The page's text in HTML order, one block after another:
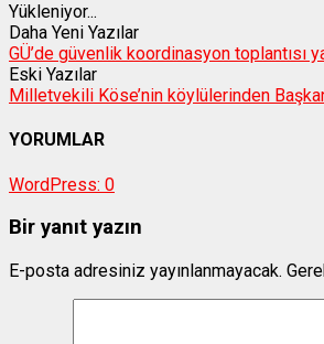
Yükleniyor...
Daha Yeni Yazılar
GÜ’de güvenlik koordinasyon toplantısı
Eski Yazılar
Milletvekili Köse’nin köylülerinden
YORUMLAR
WordPress: 0
Bir yanıt yazın
E-posta adresiniz yayınlanmayacak.